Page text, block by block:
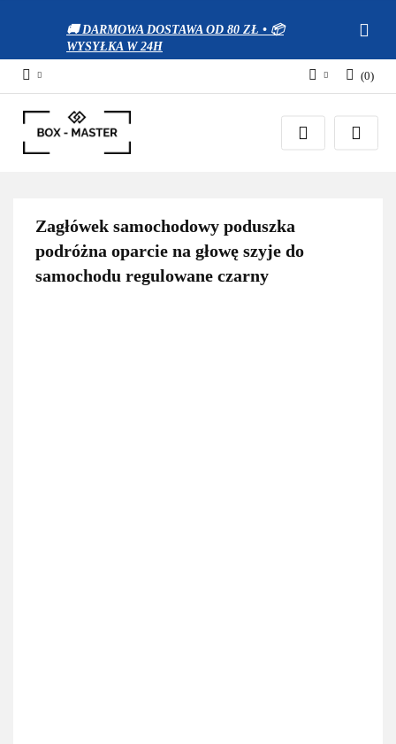
🚚 DARMOWA DOSTAWA OD 80 ZŁ • 📦
WYSYŁKA W 24H
Zaloguj się
Zarejestruj się
(0)
Zagłówek samochodowy poduszka
podróżna oparcie na głowę szyje do
samochodu regulowane czarny